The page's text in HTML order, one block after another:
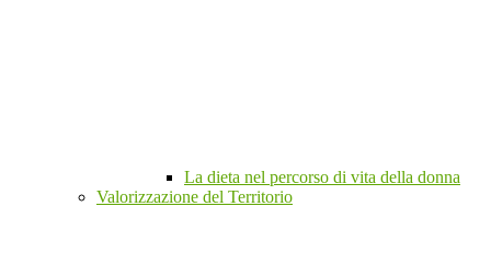
La dieta nel percorso di vita della donna
Valorizzazione del Territorio